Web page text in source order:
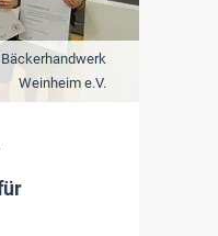
Weinheim e.V.